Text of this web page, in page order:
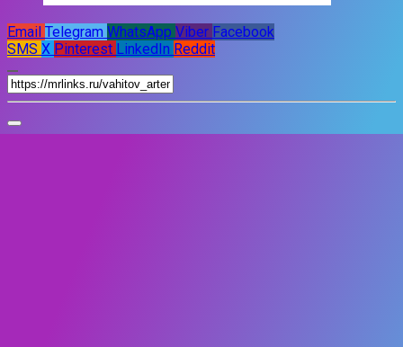
Email Telegram WhatsApp Viber Facebook
SMS X Pinterest LinkedIn Reddit